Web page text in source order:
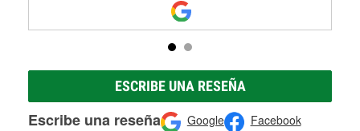
ESCRIBE UNA RESEÑA
Escribe una reseña Google Facebook